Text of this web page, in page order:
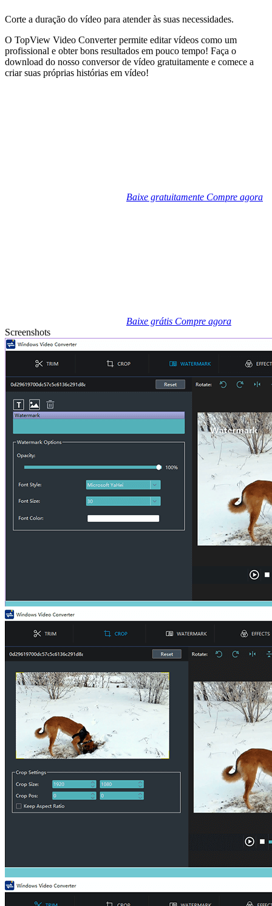
Corte a duração do vídeo para atender às suas necessidades.
O TopView Video Converter permite editar vídeos como um
profissional e obter bons resultados em pouco tempo! Faça o
download do nosso conversor de vídeo gratuitamente e comece a
criar suas próprias histórias em vídeo!
Baixe gratuitamente Compre agora
Baixe grátis Compre agora
Screenshots